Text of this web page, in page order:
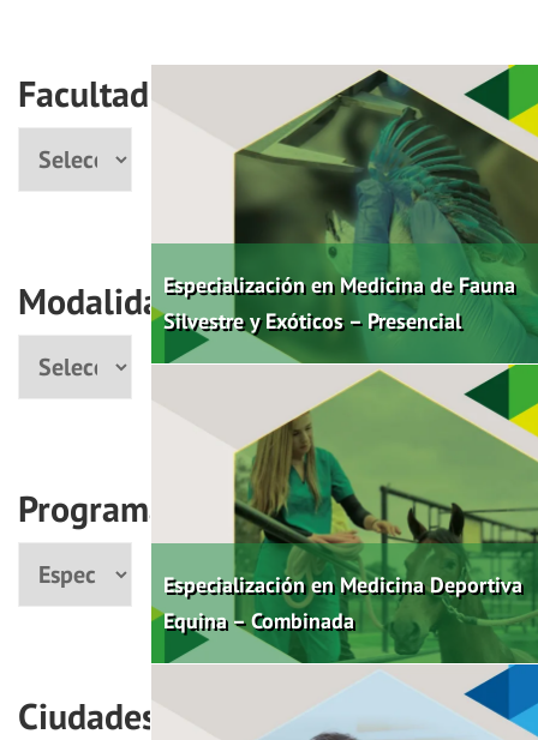
Facultad
Modalidad
Programas
Ciudades
Especialización en Medicina de Fauna
Silvestre y Exóticos – Presencial
Especialización en Medicina Deportiva
Equina – Combinada